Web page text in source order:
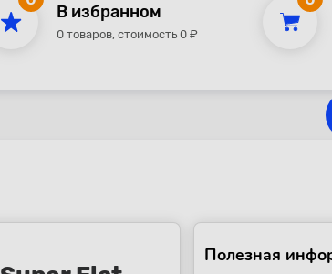
В избранном
0 товаров, стоимость 0 ₽
Полезная